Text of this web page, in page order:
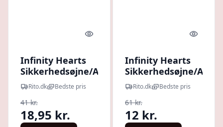
Quick look
Infinity Hearts
Sikkerhedsøjne/Amigurumi
øjne Grøn 12mm - 5 sæt
Rito.dk Bedste pris
41 kr.
18,95 kr.
Quick
Infinity Hearts
Sikkerhedsøjne/
øjne Guld 30mm - 5
sortering
Rito.dk Bedste pris
61 kr.
12 kr.